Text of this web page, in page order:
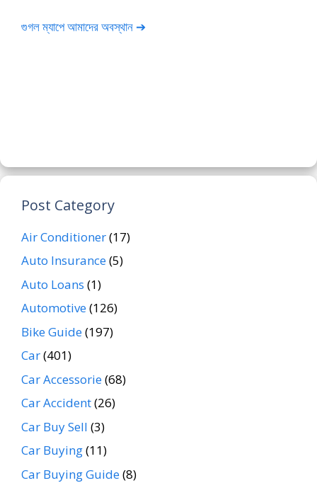
গুগল ম্যাপে আমাদের অবস্থান ➔
Post Category
Air Conditioner(17)
Auto Insurance(5)
Auto Loans (1)
Automotive(126)
Bike Guide(197)
Car(401)
Car Accessorie(68)
Car Accident(26)
Car Buy Sell (3)
Car Buying(11)
Car Buying Guide(8)